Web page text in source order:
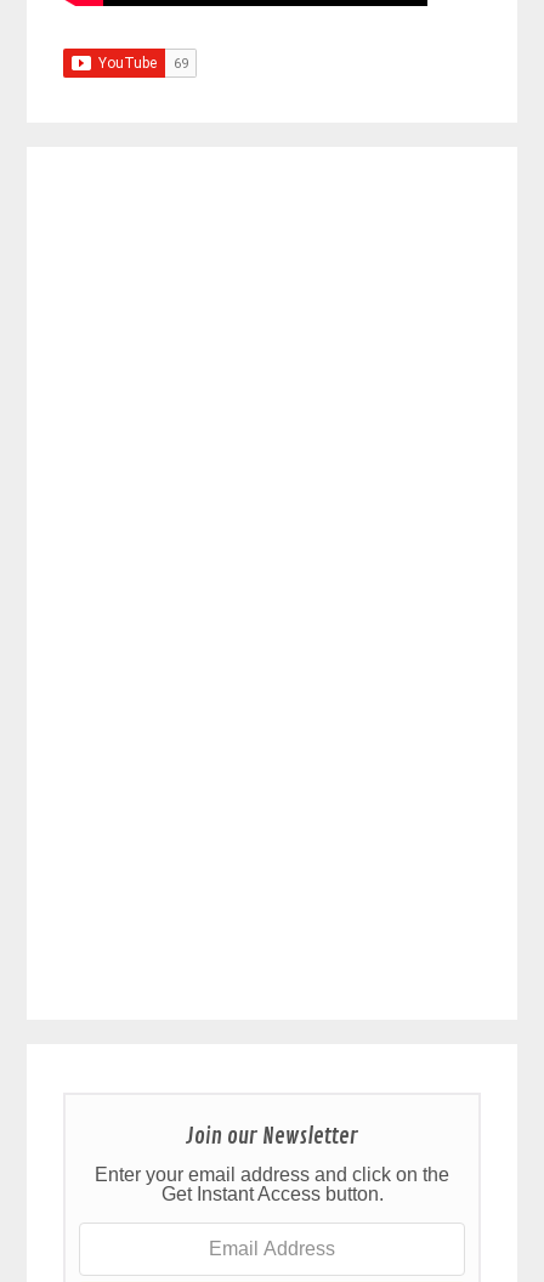
Join our Newsletter
Enter your email address and click on the
Get Instant Access button.